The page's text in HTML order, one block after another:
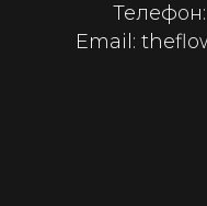
Телефон:
Email: